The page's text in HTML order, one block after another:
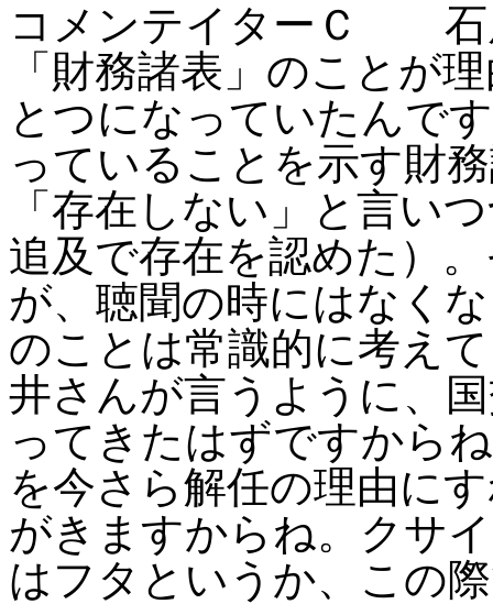
コメンテイターＣ 石
「財務諸表」のことが
とつになっていたんで
っていることを示す財
「存在しない」と言い
追及で存在を認めた）
が、聴聞の時にはなく
のことは常識的に考え
井さんが言うように、
ってきたはずですから
を今さら解任の理由に
がきますからね。クサ
はフタというか、この